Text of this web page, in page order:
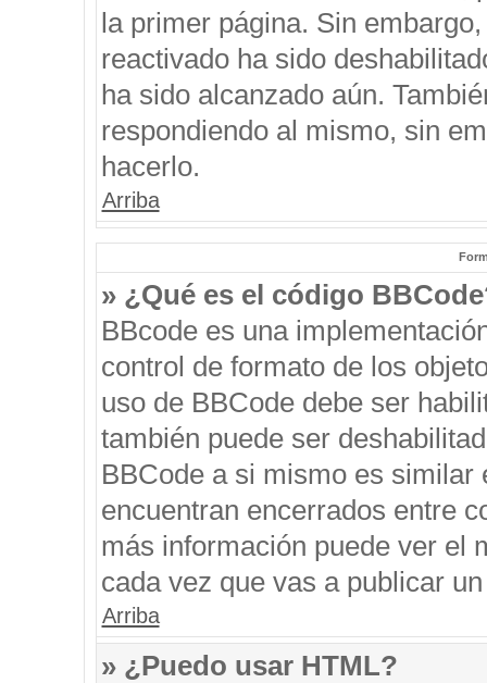
la primer página. Sin
reactivado ha sido
ha sido alcanzado aún.
respondiendo al mismo, sin
hacerlo.
Arriba
» ¿Qué es el código
BBcode es una
control de formato de los
uso de BBCode debe ser
también puede ser
BBCode a si mismo es
encuentran encerrados entre
más información puede ver el
cada vez que vas a publicar
Arriba
» ¿Puedo usar HTML?